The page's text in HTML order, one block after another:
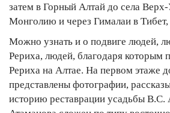
затем в Горный Алтай до села
Монголию и через Гималаи в
Можно узнать и о подвиге людей,
Рериха, людей, благодаря которым
Рериха на Алтае. На первом этаже
представлены фотографии,
историю реставрации усадьбы